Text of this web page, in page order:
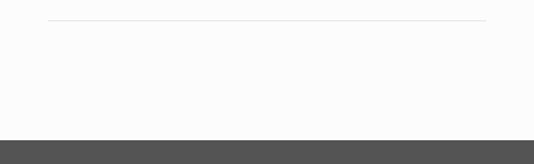
如何激发客户购买需求与兴趣；